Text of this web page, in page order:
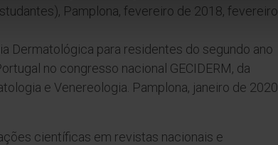
Pamplona, fevereiro de 2018, fevereiro
Dermatológica para residentes do segundo ano
no congresso nacional GECIDERM, da
e Venereologia. Pamplona, janeiro de 2020.
científicas em revistas nacionais e